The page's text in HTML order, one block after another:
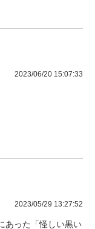
2023/06/20 15:07:33
2023/05/29 13:27:52
あった「怪しい黒い